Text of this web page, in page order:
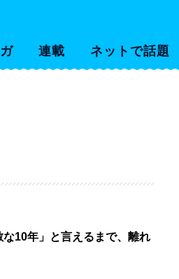
連載 ネットで話題
な10年」と言えるまで、離れ